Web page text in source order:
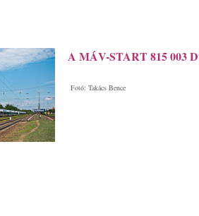
A MÁV-START 815 003
Fotó: Takács Bence